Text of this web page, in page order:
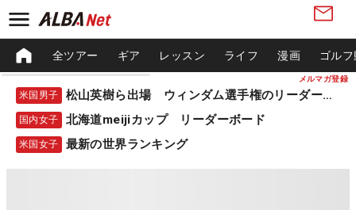
メルマガ登録
全ツアー ギア レッスン ライフ 漫画 ゴル
米国男子 松山英樹ら出場 ウィンダム選手権のリーダーボード
国内女子 北海道meijiカップ リーダーボード
米国女子 最新の世界ランキング